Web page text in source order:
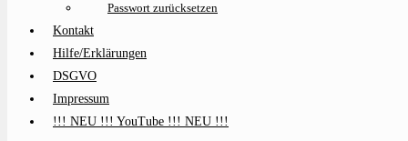
Passwort zurücksetzen
Kontakt
Hilfe/Erklärungen
DSGVO
Impressum
!!! NEU !!! YouTube !!! NEU !!!